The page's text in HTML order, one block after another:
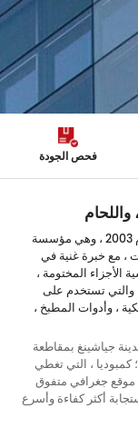
فحص الجودة
تأسست شركة Acro Metal Products Ltd. في عام 2003 ، وهي مؤسسة
، مع خبرة غنية في
الأجزاء المختومة ،
، والتي تستخدم على
، وأدوات المطبخ ،
جياشينغ بمقاطعة
تزيد عن 50000 متر مربع ؛ كمبوديا ، التي تغطي
، مع موقع جغرافي متفوق
أكثر كفاءة وأسرع